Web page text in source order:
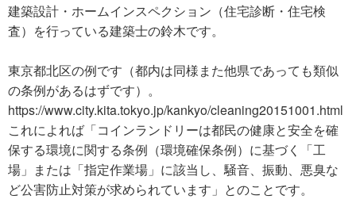
建築設計・ホームインスペクション（住宅診断・住宅検
査）を行っている建築士の鈴木です。
東京都北区の例です（都内は同様また他県であっても類似
の条例があるはずです）。
https://www.city.kita.tokyo.jp/kankyo/cleaning20151001.html
これによれば「コインランドリーは都民の健康と安全を確
保する環境に関する条例（環境確保条例）に基づく「工
場」または「指定作業場」に該当し、騒音、振動、悪臭な
ど公害防止対策が求められています」とのことです。